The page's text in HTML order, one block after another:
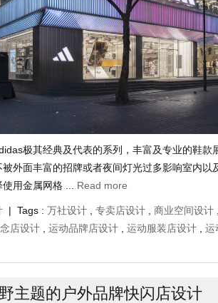
极其经典及代表的系列，丰富及专业的鞋款
外面丰富的招牌或者夜间灯光过多影响室内以
用金属网格 ... Read more
| Tags : 万社设计 专卖店设计 商业空间设计
店设计 运动品牌店设计 运动服装店设计
运
主题的户外品牌快闪店设计